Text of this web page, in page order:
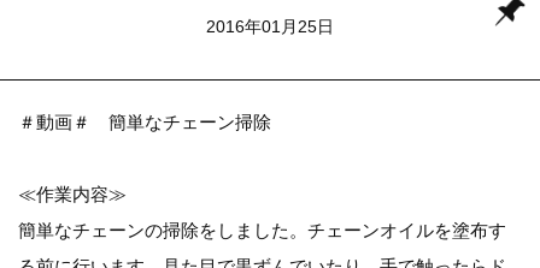
2016年01月25日
＃動画＃ 簡単なチェーン掃除
≪作業内容≫
簡単なチェーンの掃除をしました。チェーンオイルを塗布す